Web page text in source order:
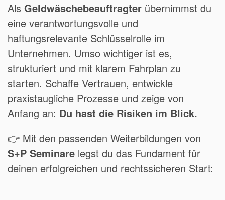
Als Geldwäschebeauftragter übernimmst du
eine verantwortungsvolle und
haftungsrelevante Schlüsselrolle im
Unternehmen. Umso wichtiger ist es,
strukturiert und mit klarem Fahrplan zu
starten. Schaffe Vertrauen, entwickle
praxistaugliche Prozesse und zeige von
Anfang an: Du hast die Risiken im Blick.
👉 Mit den passenden Weiterbildungen von
S+P Seminare legst du das Fundament für
deinen erfolgreichen und rechtssicheren Start: